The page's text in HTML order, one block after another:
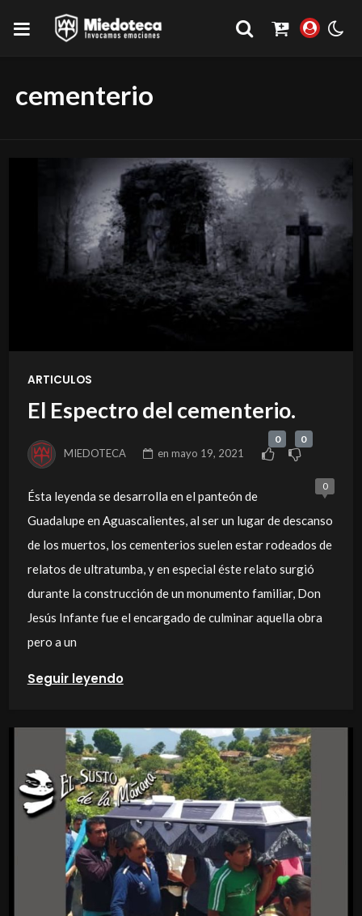
cementerio
ARTICULOS
El Espectro del cementerio.
MIEDOTECA enmayo 19, 2021
0 0
0
Ésta leyenda se desarrolla en el panteón de
Guadalupe en Aguascalientes, al ser un lugar de descanso
de los muertos, los cementerios suelen estar rodeados de
relatos de ultratumba, y en especial éste relato surgió
durante la construcción de un monumento familiar, Don
Jesús Infante fue el encargado de culminar aquella obra
pero a un
Seguir leyendo